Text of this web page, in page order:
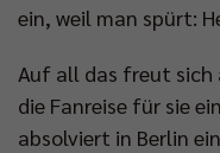
ein, weil man spürt:
Auf all das freut sich
die Fanreise für sie
absolviert in Berlin